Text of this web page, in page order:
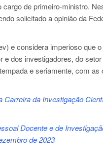
de primeiro-ministro.
solicitado a opinião da
e considera imperioso que
dos investigadores, do
e seriamente, com
da Investigação
Docente e de
de 2023